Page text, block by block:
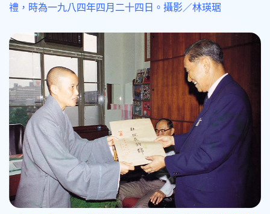
禮，時為一九八四年四月二十四日。攝影／林瑛琚